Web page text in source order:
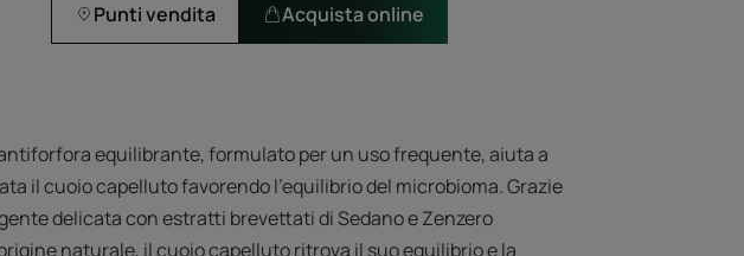
Punti vendita Acquista online
equilibrante, formulato per un uso frequente, aiuta a
il cuoio capelluto favorendo l’equilibrio del microbioma. Grazie
delicata con estratti brevettati di Sedano e Zenzero
naturale, il cuoio capelluto ritrova il suo equilibrio e la